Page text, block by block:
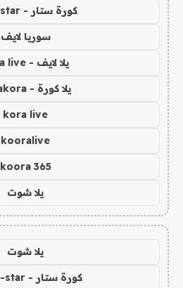
كورة ستار - kora star
سوريا لايف
يلا لايف - yalla live
يلا كورة - yallakora
kora live
kooralive
koora 365
يلا شوت
يلا شوت
كورة ستار - koora-star